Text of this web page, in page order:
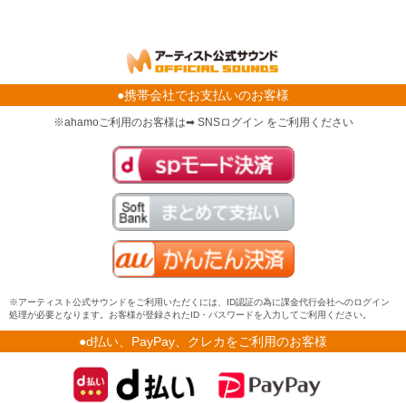
●携帯会社でお支払いのお客様
※ahamoご利用のお客様は➡ SNSログイン をご利用ください
※アーティスト公式サウンドをご利用いただくには、ID認証の為に課金代行会社へのログイン
処理が必要となります。お客様が登録されたID・パスワードを入力してご利用ください。
●d払い、PayPay、クレカをご利用のお客様